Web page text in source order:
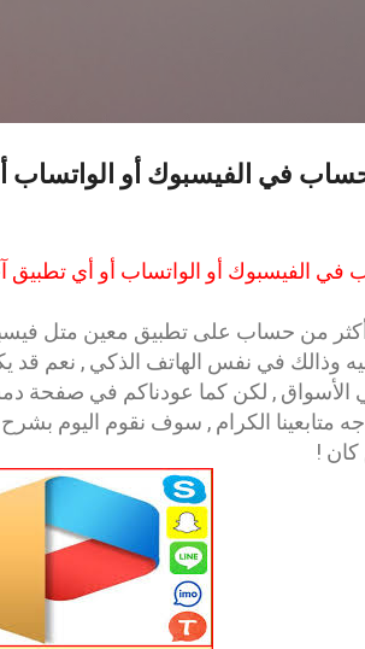
في الفيسبوك أو
في الفيسبوك أو الواتساب أو أي
من حساب على تطبيق معين متل
وذالك في نفس الهاتف الذكي , نعم قد
في الأسواق , لكن كما عودناكم في صفحة
متابعينا الكرام , سوف نقوم اليوم
!